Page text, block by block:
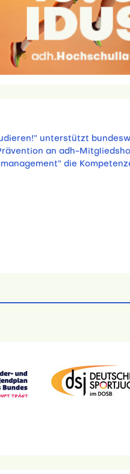
unterstützt
an adh-
die